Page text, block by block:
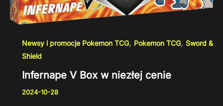
Newsy i promocje Pokemon TCG, Pokemon TCG, Sword &
Shield
Infernape V Box w niezłej cenie
2024-10-28